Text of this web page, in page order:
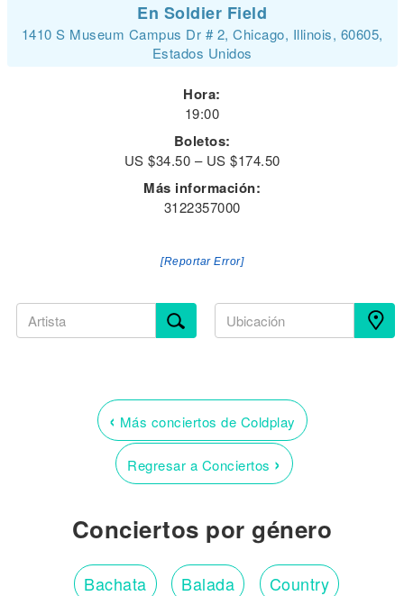
En Soldier Field
1410 S Museum Campus Dr # 2, Chicago, Illinois, 60605,
Estados Unidos
Hora:
19:00
Boletos:
US $34.50 – US $174.50
Más información:
3122357000
[Reportar Error]
‹ Más conciertos de Coldplay
Regresar a Conciertos ›
Conciertos por género
Bachata Balada Country